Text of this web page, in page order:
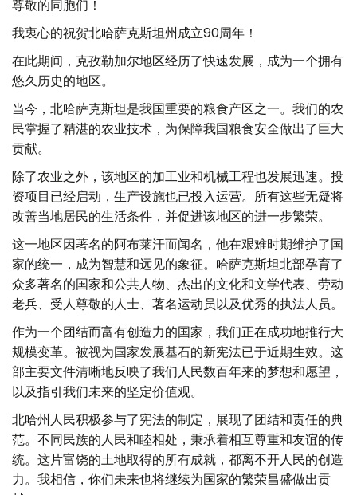
尊敬的同胞们！
我衷心的祝贺北哈萨克斯坦州成立90周年！
在此期间，克孜勒加尔地区经历了快速发展，成为一个拥有
悠久历史的地区。
当今，北哈萨克斯坦是我国重要的粮食产区之一。我们的农
民掌握了精湛的农业技术，为保障我国粮食安全做出了巨大
贡献。
除了农业之外，该地区的加工业和机械工程也发展迅速。投
资项目已经启动，生产设施也已投入运营。所有这些无疑将
改善当地居民的生活条件，并促进该地区的进一步繁荣。
这一地区因著名的阿布莱汗而闻名，他在艰难时期维护了国
家的统一，成为智慧和远见的象征。哈萨克斯坦北部孕育了
众多著名的国家和公共人物、杰出的文化和文学代表、劳动
老兵、受人尊敬的人士、著名运动员以及优秀的执法人员。
作为一个团结而富有创造力的国家，我们正在成功地推行大
规模变革。被视为国家发展基石的新宪法已于近期生效。这
部主要文件清晰地反映了我们人民数百年来的梦想和愿望，
以及指引我们未来的坚定价值观。
北哈州人民积极参与了宪法的制定，展现了团结和责任的典
范。不同民族的人民和睦相处，秉承着相互尊重和友谊的传
统。这片富饶的土地取得的所有成就，都离不开人民的创造
力。我相信，你们未来也将继续为国家的繁荣昌盛做出贡